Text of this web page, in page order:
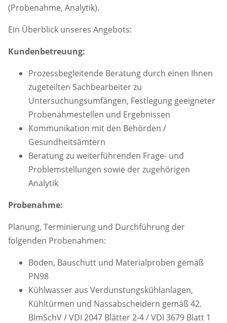
(Probenahme, Analytik).
Ein Überblick unseres Angebots:
Kundenbetreuung:
Prozessbegleitende Beratung durch einen Ihnen
zugeteilten Sachbearbeiter zu
Untersuchungsumfängen, Festlegung geeigneter
Probenahmestellen und Ergebnissen
Kommunikation mit den Behörden /
Gesundheitsämtern
Beratung zu weiterführenden Frage- und
Problemstellungen sowie der zugehörigen
Analytik
Probenahme:
Planung, Terminierung und Durchführung der
folgenden Probenahmen:
Boden, Bauschutt und Materialproben gemäß
PN98
Kühlwasser aus Verdunstungskühlanlagen,
Kühltürmen und Nassabscheidern gemäß 42.
BImSchV / VDI 2047 Blätter 2-4 / VDI 3679 Blatt 1